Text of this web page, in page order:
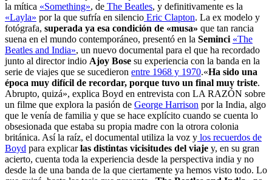
la mítica «Something», de The Beatles, y definitivamente es la
«Layla» por la que sufría en silencio Eric Clapton. La ex modelo y
fotógrafa, superada ya esa condición de «musa» que tan rancia
suena en el mundo contemporáneo, presentó en la Seminci «The
Beatles and India», un nuevo documental para el que ha recordado
junto al director indio Ajoy Bose su experiencia con la banda en la
serie de viajes que se sucedieron entre 1968 y 1970.«Ha sido una
época muy difícil de recordar, porque tuvo un final muy triste.
Abrupto, quizá», explica Boyd en entrevista con LA RAZÓN sobre
un filme que explora la pasión de George Harrison por la India, algo
que le venía de familia y que se hace explícito cuando se cuenta lo
obsesionada que estaba su propia madre con la otrora colonia
británica. Así la raíz, el documental utiliza la voz y los recuerdos de
Boyd para explicarlas distintas vicisitudes del viaje y, en su gran
acierto, cuenta toda la experiencia desde la perspectiva india y no
desde la de una banda de la que ciertamente ya hemos visto todo. Lo